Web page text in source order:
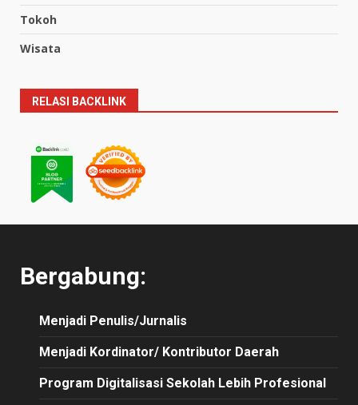
Tokoh
Wisata
RELASI BACKLINK
Bergabung:
Menjadi Penulis/Jurnalis
Menjadi Kordinator/ Kontributor Daerah
Program Digitalisasi Sekolah Lebih Profesional